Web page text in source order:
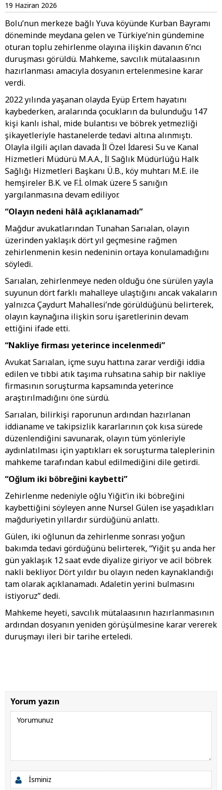
19 Haziran 2026
Bolu’nun merkeze bağlı Yuva köyünde Kurban Bayramı
döneminde meydana gelen ve Türkiye’nin gündemine
oturan toplu zehirlenme olayına ilişkin davanın 6’ncı
duruşması görüldü. Mahkeme, savcılık mütalaasının
hazırlanması amacıyla dosyanın ertelenmesine karar
verdi.
2022 yılında yaşanan olayda Eyüp Ertem hayatını
kaybederken, aralarında çocukların da bulunduğu 147
kişi kanlı ishal, mide bulantısı ve böbrek yetmezliği
şikayetleriyle hastanelerde tedavi altına alınmıştı.
Olayla ilgili açılan davada İl Özel İdaresi Su ve Kanal
Hizmetleri Müdürü M.A.A., İl Sağlık Müdürlüğü Halk
Sağlığı Hizmetleri Başkanı Ü.B., köy muhtarı M.E. ile
hemşireler B.K. ve F.İ. olmak üzere 5 sanığın
yargılanmasına devam ediliyor.
“Olayın nedeni hâlâ açıklanamadı”
Mağdur avukatlarından Tunahan Sarıalan, olayın
üzerinden yaklaşık dört yıl geçmesine rağmen
zehirlenmenin kesin nedeninin ortaya konulamadığını
söyledi.
Sarıalan, zehirlenmeye neden olduğu öne sürülen yayla
suyunun dört farklı mahalleye ulaştığını ancak vakaların
yalnızca Çaydurt Mahallesi’nde görüldüğünü belirterek,
olayın kaynağına ilişkin soru işaretlerinin devam
ettiğini ifade etti.
“Nakliye firması yeterince incelenmedi”
Avukat Sarıalan, içme suyu hattına zarar verdiği iddia
edilen ve tıbbi atık taşıma ruhsatına sahip bir nakliye
firmasının soruşturma kapsamında yeterince
araştırılmadığını öne sürdü.
Sarıalan, bilirkişi raporunun ardından hazırlanan
iddianame ve takipsizlik kararlarının çok kısa sürede
düzenlendiğini savunarak, olayın tüm yönleriyle
aydınlatılması için yaptıkları ek soruşturma taleplerinin
mahkeme tarafından kabul edilmediğini dile getirdi.
“Oğlum iki böbreğini kaybetti”
Zehirlenme nedeniyle oğlu Yiğit’in iki böbreğini
kaybettiğini söyleyen anne Nursel Gülen ise yaşadıkları
mağduriyetin yıllardır sürdüğünü anlattı.
Gülen, iki oğlunun da zehirlenme sonrası yoğun
bakımda tedavi gördüğünü belirterek, “Yiğit şu anda her
gün yaklaşık 12 saat evde diyalize giriyor ve acil böbrek
nakli bekliyor. Dört yıldır bu olayın neden kaynaklandığı
tam olarak açıklanamadı. Adaletin yerini bulmasını
istiyoruz” dedi.
Mahkeme heyeti, savcılık mütalaasının hazırlanmasının
ardından dosyanın yeniden görüşülmesine karar vererek
duruşmayı ileri bir tarihe erteledi.
Yorum yazın